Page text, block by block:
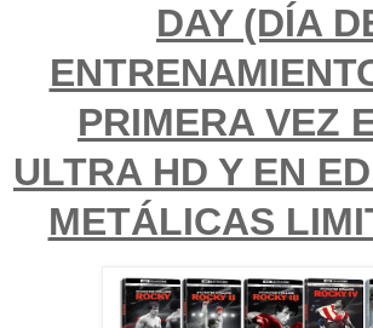
DAY (DÍA
PRIMERA VEZ
ULTRA HD Y EN
METÁLICAS